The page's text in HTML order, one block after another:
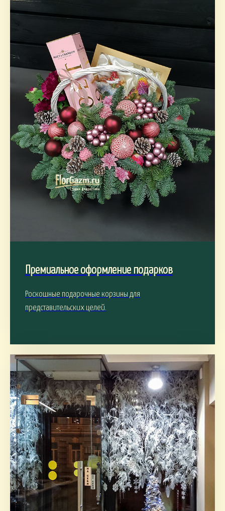
Премиальное оформление подарков
Роскошные подарочные корзины для
представительских целей.